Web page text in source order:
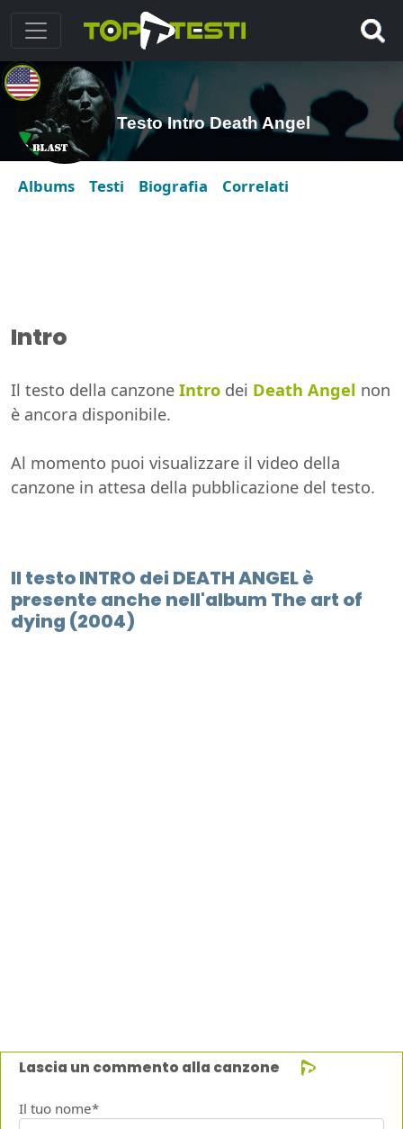
Testo Intro Death Angel
Albums Testi Biografia Correlati
Intro
Il testo della canzone Intro dei Death Angel non
è ancora disponibile.
Al momento puoi visualizzare il video della
canzone in attesa della pubblicazione del testo.
Il testo INTRO dei DEATH ANGEL è
presente anche nell'album The art of
dying (2004)
Lascia un commento alla canzone
Il tuo nome*